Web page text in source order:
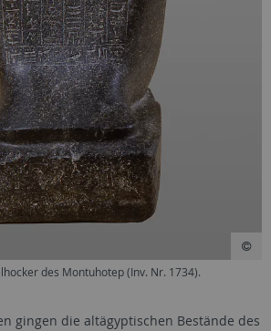
des Montuhotep (Inv. Nr. 1734).
gingen die altägyptischen Bestände des